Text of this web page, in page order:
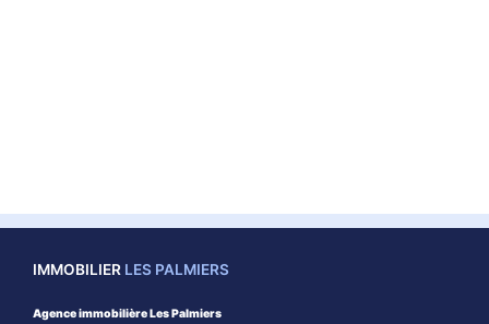
IMMOBILIER LES PALMIERS
Agence immobilière Les Palmiers